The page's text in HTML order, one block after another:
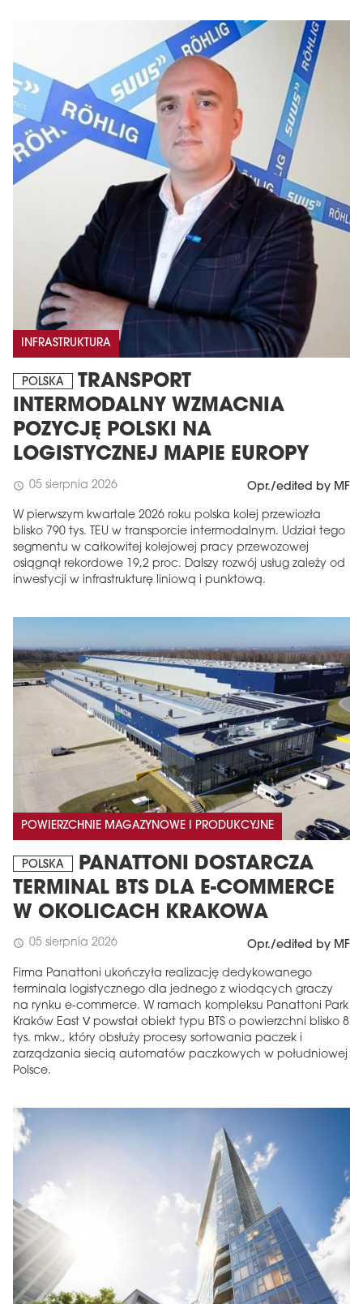
INFRASTRUKTURA
POLSKA
TRANSPORT
INTERMODALNY WZMACNIA
POZYCJĘ POLSKI NA
LOGISTYCZNEJ MAPIE EUROPY
schedule 05 sierpnia 2026 Opr./edited by MF
W pierwszym kwartale 2026 roku polska kolej przewiozła
blisko 790 tys. TEU w transporcie intermodalnym. Udział tego
segmentu w całkowitej kolejowej pracy przewozowej
osiągnął rekordowe 19,2 proc. Dalszy rozwój usług zależy od
inwestycji w infrastrukturę liniową i punktową.
POWIERZCHNIE MAGAZYNOWE I PRODUKCYJNE
POLSKA
PANATTONI DOSTARCZA
TERMINAL BTS DLA E-COMMERCE
W OKOLICACH KRAKOWA
schedule 05 sierpnia 2026 Opr./edited by MF
Firma Panattoni ukończyła realizację dedykowanego
terminala logistycznego dla jednego z wiodących graczy
na rynku e-commerce. W ramach kompleksu Panattoni Park
Kraków East V powstał obiekt typu BTS o powierzchni blisko 8
tys. mkw., który obsłuży procesy sortowania paczek i
zarządzania siecią automatów paczkowych w południowej
Polsce.